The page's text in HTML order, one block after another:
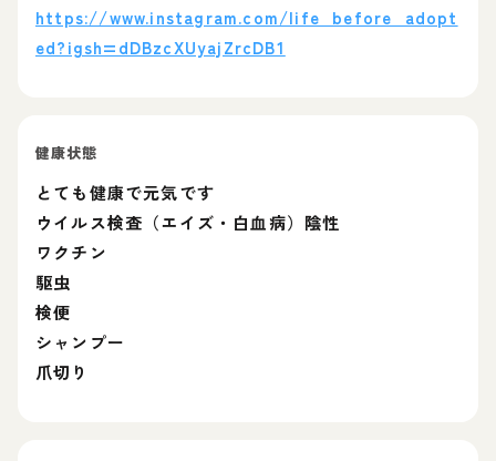
https://www.instagram.com/life_before_adopt
ed?igsh=dDBzcXUyajZrcDB1
健康状態
とても健康で元気です
ウイルス検査（エイズ・白血病）陰性
ワクチン
駆虫
検便
シャンプー
爪切り